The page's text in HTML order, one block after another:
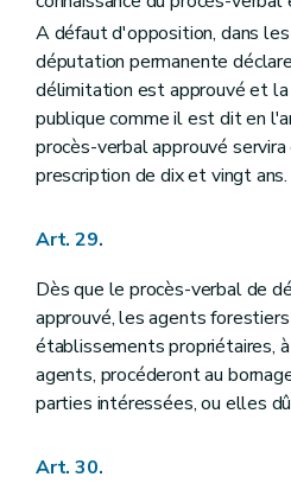
A défaut d'opposition, dans
députation permanente
délimitation est approuvé et la
publique comme il est dit en
procès-verbal approuvé
prescription de dix et vingt ans.
Art. 29.
Dès que le procès-verbal de
approuvé, les agents
établissements propriétaires,
agents, procéderont au
parties intéressées, ou elles
Art. 30.